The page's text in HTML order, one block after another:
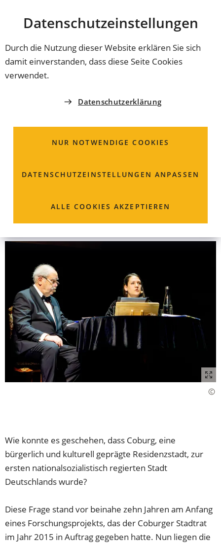
Datenschutz­einstellungen
Durch die Nutzung dieser Website erklären Sie sich
damit einverstanden, dass diese Seite Cookies
verwendet.
Datenschutzerklärung
NUR NOTWENDIGE COOKIES
DATENSCHUTZ­EINSTELLUNGEN ANPASSEN
ALLE COOKIES AKZEPTIEREN
INHALT ANSPRINGEN
Coburg
ERINNERUNGSKULTUR
Vergessen
Warum gerade Coburg? Ein neues Buch zeigt, wie die
Nationalsozialismus werden konnte. Auf Basis
lokale Strukturen den Weg in die Diktatur ebneten.
Wie konnte es geschehen, dass Coburg, eine
bürgerlich und kulturell geprägte Residenzstadt, zur
ersten nationalsozialistisch regierten Stadt
Deutschlands wurde?
Diese Frage stand vor beinahe zehn Jahren am Anfang
eines Forschungsprojekts, das der Coburger Stadtrat
im Jahr 2015 in Auftrag gegeben hatte. Nun liegen die